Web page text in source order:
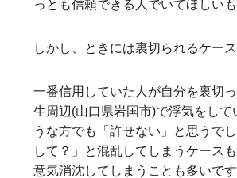
っとも信頼できる人でいてほしいも
しかし、ときには裏切られるケース
一番信用していた人が自分を裏切
生周辺(山口県岩国市)で浮気をして
うな方でも「許せない」と思うで
して？」と混乱してしまうケースも
意気消沈してしまうことも多いです